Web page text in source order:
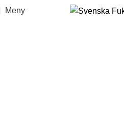
Meny
Hem Tjänster